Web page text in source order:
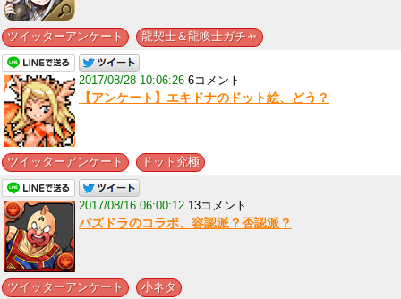
ツイッターアンケート 龍契士＆龍喚士ガチャ
2017/08/28 10:06:26 6コメント
【アンケート】エキドナのドット絵、どう？
ツイッターアンケート ドット究極
2017/08/16 06:00:12 13コメント
パズドラのコラボ、容認派？否認派？
ツイッターアンケート 小ネタ